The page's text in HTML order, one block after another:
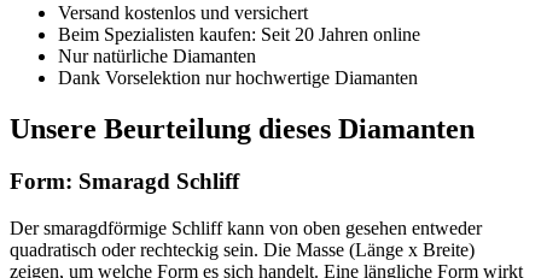
Versand kostenlos und versichert
Beim Spezialisten kaufen: Seit 20 Jahren online
Nur natürliche Diamanten
Dank Vorselektion nur hochwertige Diamanten
Unsere Beurteilung dieses Diamanten
Form: Smaragd Schliff
Der smaragdförmige Schliff kann von oben gesehen entweder
quadratisch oder rechteckig sein. Die Masse (Länge x Breite)
zeigen, um welche Form es sich handelt. Eine längliche Form wirkt